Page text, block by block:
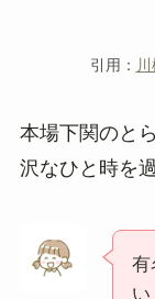
引用：
本場下関のと
沢なひと時を
有
い